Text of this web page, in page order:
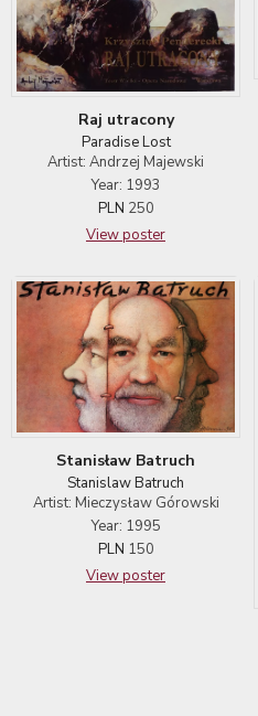
Raj utracony
Paradise Lost
Artist: Andrzej Majewski
Year: 1993
PLN 250
View poster
Stanisław Batruch
Stanislaw Batruch
Artist: Mieczysław Górowski
Year: 1995
PLN 150
View poster